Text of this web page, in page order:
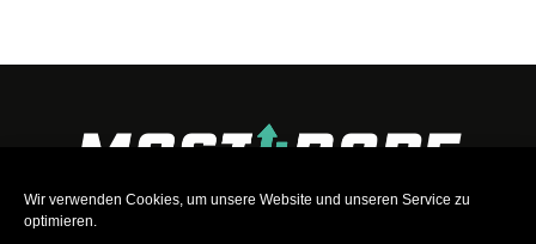
Wir verwenden Cookies, um unsere Website und unseren Service zu
optimieren.